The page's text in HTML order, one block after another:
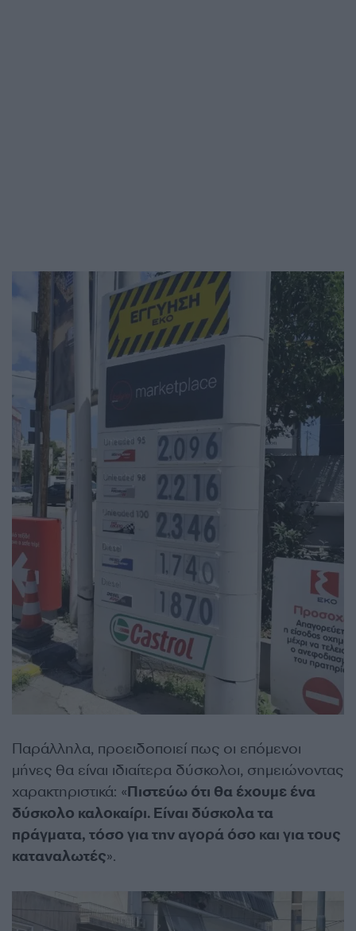
Παράλληλα, προειδοποιεί πως οι επόμενοι
μήνες θα είναι ιδιαίτερα δύσκολοι, σημειώνοντας
χαρακτηριστικά: «Πιστεύω ότι θα έχουμε ένα
δύσκολο καλοκαίρι. Είναι δύσκολα τα
πράγματα, τόσο για την αγορά όσο και για τους
καταναλωτές».